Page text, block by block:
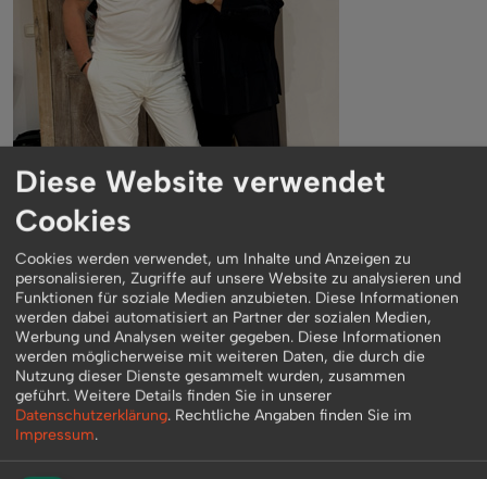
Zurück zur Übersicht
Diese Website verwendet
Cookies
Cookies werden verwendet, um Inhalte und Anzeigen zu
personalisieren, Zugriffe auf unsere Website zu analysieren und
Funktionen für soziale Medien anzubieten. Diese Informationen
werden dabei automatisiert an Partner der sozialen Medien,
Werbung und Analysen weiter gegeben. Diese Informationen
werden möglicherweise mit weiteren Daten, die durch die
Nutzung dieser Dienste gesammelt wurden, zusammen
geführt. Weitere Details finden Sie in unserer
Datenschutzerklärung. Rechtliche Angaben finden Sie im
Impressum.